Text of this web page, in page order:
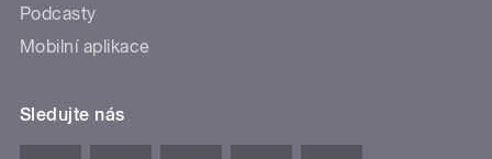
Podcasty
Mobilní aplikace
Sledujte nás